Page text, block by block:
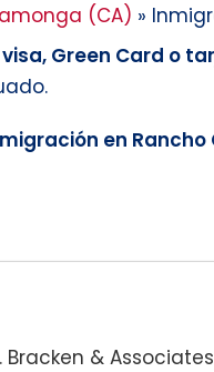
(CA) »
visa, Green Card o
en
Bracken & Associates